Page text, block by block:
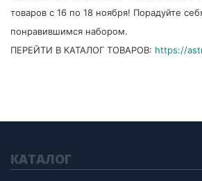
товаров с 16 по 18 ноября! Порадуйте
понравившимся набором.
ПЕРЕЙТИ В КАТАЛОГ ТОВАРОВ: https://
КАТАЛОГ